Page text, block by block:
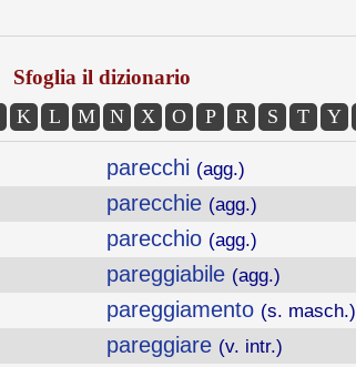
Sfoglia il dizionario
K L M N X O P R S T Y
parecchi (agg.)
parecchie (agg.)
parecchio (agg.)
pareggiabile (agg.)
pareggiamento (s. masch.)
pareggiare (v. intr.)